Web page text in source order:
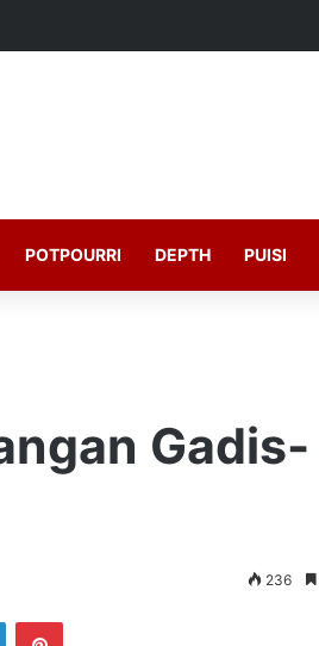
POTPOURRI DEPTH PUISI
Gadis-
236
LinkedInPinterest